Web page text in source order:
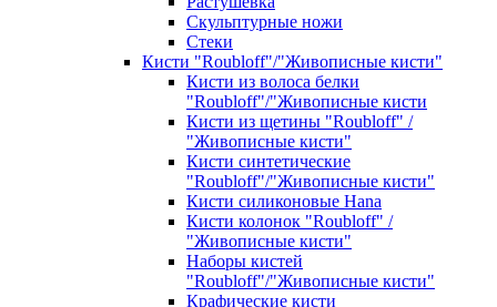
Скульптурные ножи
Стеки
Кисти "Roubloff"/"Живописные кисти"
Кисти из волоса белки
"Roubloff"/"Живописные кисти
Кисти из щетины "Roubloff" /
"Живописные кисти"
Кисти синтетические
"Roubloff"/"Живописные кисти"
Кисти силиконовые Hana
Кисти колонок "Roubloff" /
"Живописные кисти"
Наборы кистей
"Roubloff"/"Живописные кисти"
Крафические кисти